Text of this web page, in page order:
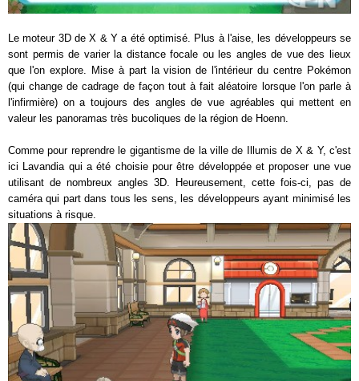
Le moteur 3D de X & Y a été optimisé. Plus à l'aise, les développeurs se
sont permis de varier la distance focale ou les angles de vue des lieux
que l'on explore. Mise à part la vision de l'intérieur du centre Pokémon
(qui change de cadrage de façon tout à fait aléatoire lorsque l'on parle à
l'infirmière) on a toujours des angles de vue agréables qui mettent en
valeur les panoramas très bucoliques de la région de Hoenn.
Comme pour reprendre le gigantisme de la ville de Illumis de X & Y, c'est
ici Lavandia qui a été choisie pour être développée et proposer une vue
utilisant de nombreux angles 3D. Heureusement, cette fois-ci, pas de
caméra qui part dans tous les sens, les développeurs ayant minimisé les
situations à risque.